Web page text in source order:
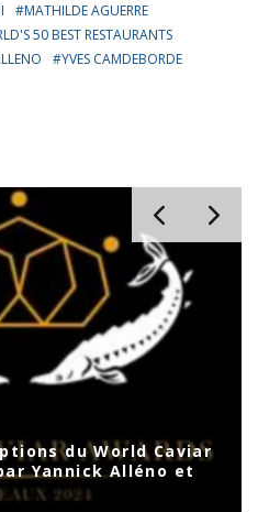
MATHILDE AGUERRE
50 BEST RESTAURANTS
YVES CAMDEBORDE
du World Caviar
Yannick Alléno et